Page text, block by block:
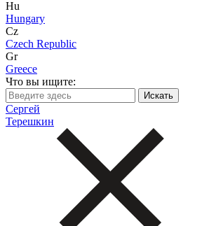
Hu
Hungary
Cz
Czech Republic
Gr
Greece
Что вы ищите:
Сергей
Терешкин